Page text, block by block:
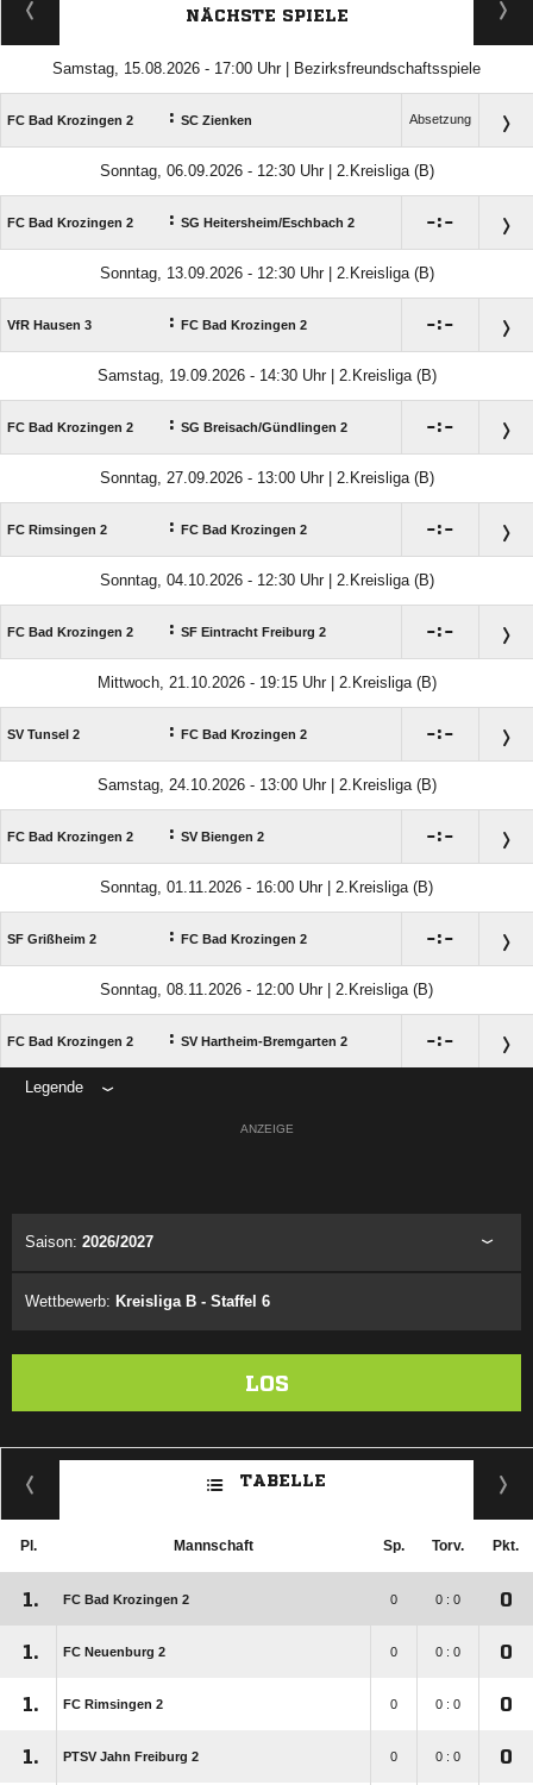
NÄCHSTE SPIELE
Samstag, 15.08.2026 - 17:00 Uhr | Bezirksfreundschaftsspiele
FC Bad Krozingen 2 : SC Zienken Absetzung
Sonntag, 06.09.2026 - 12:30 Uhr | 2.Kreisliga (B)
FC Bad Krozingen 2 : SG Heitersheim/​Eschbach 2 :
Sonntag, 13.09.2026 - 12:30 Uhr | 2.Kreisliga (B)
VfR Hausen 3 : FC Bad Krozingen 2 :
Samstag, 19.09.2026 - 14:30 Uhr | 2.Kreisliga (B)
FC Bad Krozingen 2 : SG Breisach/​Gündlingen 2 :
Sonntag, 27.09.2026 - 13:00 Uhr | 2.Kreisliga (B)
FC Rimsingen 2 : FC Bad Krozingen 2 :
Sonntag, 04.10.2026 - 12:30 Uhr | 2.Kreisliga (B)
FC Bad Krozingen 2 : SF Eintracht Freiburg 2 :
Mittwoch, 21.10.2026 - 19:15 Uhr | 2.Kreisliga (B)
SV Tunsel 2 : FC Bad Krozingen 2 :
Samstag, 24.10.2026 - 13:00 Uhr | 2.Kreisliga (B)
FC Bad Krozingen 2 : SV Biengen 2 :
Sonntag, 01.11.2026 - 16:00 Uhr | 2.Kreisliga (B)
SF Grißheim 2 : FC Bad Krozingen 2 :
Sonntag, 08.11.2026 - 12:00 Uhr | 2.Kreisliga (B)
FC Bad Krozingen 2 : SV Hartheim-Bremgarten 2 :
Legende
ANZEIGE
Saison: 2026/2027
Wettbewerb: Kreisliga B - Staffel 6
LOS
TABELLE
Pl. Mannschaft Sp. Torv. Pkt.
1. FC Bad Krozingen 2 0 0 : 0 0
1. FC Neuenburg 2 0 0 : 0 0
1. FC Rimsingen 2 0 0 : 0 0
1. PTSV Jahn Freiburg 2 0 0 : 0 0